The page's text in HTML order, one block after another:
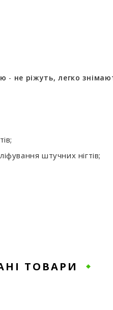
- не ріжуть, легко
штучних нігтів;
ТОВАРИ